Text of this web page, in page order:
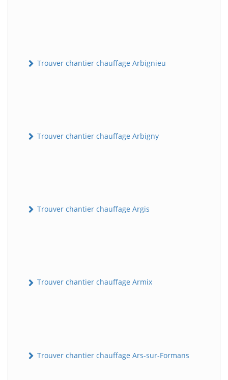
Trouver chantier chauffage Arbignieu
Trouver chantier chauffage Arbigny
Trouver chantier chauffage Argis
Trouver chantier chauffage Armix
Trouver chantier chauffage Ars-sur-Formans